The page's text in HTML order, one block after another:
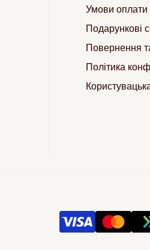
Умови оплати
Подарункові
Повернення
Політика